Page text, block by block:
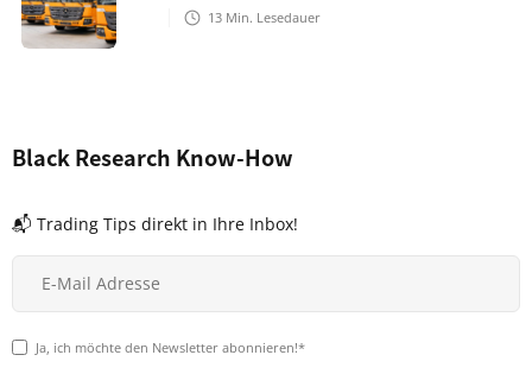
13 Min. Lesedauer
Black Research Know-How
📬 Trading Tips direkt in Ihre Inbox!
Ja, ich möchte den Newsletter abonnieren!*